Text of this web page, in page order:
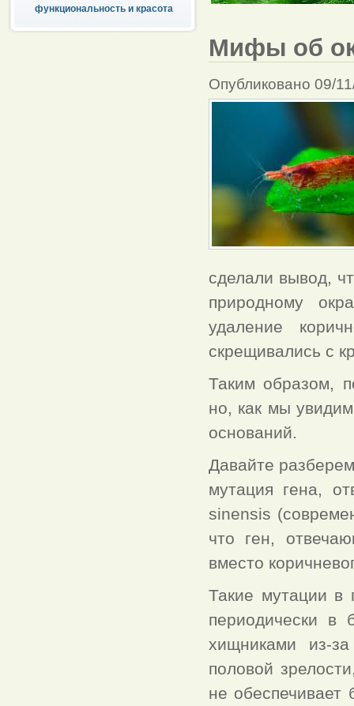
функциональность и красота
Мифы об
Опубликовано 09/
сделали вывод,
природному
удаление
скрещивались с
Таким образом,
но, как мы
оснований.
Давайте
мутация гена,
sinensis
что ген,
вместо
Такие мутации в
периодически в
хищниками из-
половой
не обеспечивает